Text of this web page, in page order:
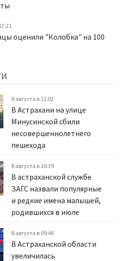
оценили "Колобка" на 100
8 августа в 11:02
В Астрахани на улице
Минусинской сбили
несовершеннолетнего
пешехода
8 августа в 10:39
В астраханской службе
ЗАГС назвали популярные
и редкие имена малышей,
родившихся в июле
8 августа в 09:46
В Астраханской области
увеличилась